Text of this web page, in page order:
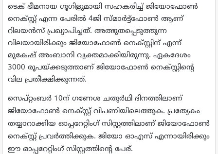
ടെക് ഭീമനായ ഗൂഗിളുമായി സഹകരിച്ച് ജിയോഫോൺ
നെക്സ്റ്റ് എന്ന പേരിൽ 4ജി സ്മാർട്ട്ഫോൺ ആണ്
റിലയൻസ് പ്രഖ്യാപിച്ചത്. അത്ഭുതപ്പെടുത്തുന്ന
വിലയായിരിക്കും ജിയോഫോൺ നെക്‌സ്റ്റിന് എന്ന്
മുകേഷ് അംബാനി വ്യക്തമാക്കിയിരുന്നു. ഏകദേശം
3000 രൂപയ്ക്കടുത്താണ് ജിയോഫോൺ നെക്‌സ്റ്റിന്റെ
വില പ്രതീക്ഷിക്കുന്നത്.
സെപ്‌റ്റംബർ 10ന് ഗണേശ ചതുർഥി ദിനത്തിലാണ്
ജിയോഫോൺ നെക്സ്റ്റ് വിപണിയിലെത്തുക. പ്രത്യേകം
തയ്യാറാക്കിയ ഓപ്പറേറ്റിംഗ് സിസ്റ്റത്തിലാണ് ജിയോഫോൺ
നെക്സ്റ്റ് പ്രവർത്തിക്കുക. ജിയോ ഓഎസ് എന്നായിരിക്കും
ഈ ഓപ്പറേറ്റിംഗ് സിസ്റ്റത്തിന്റെ പേര്.